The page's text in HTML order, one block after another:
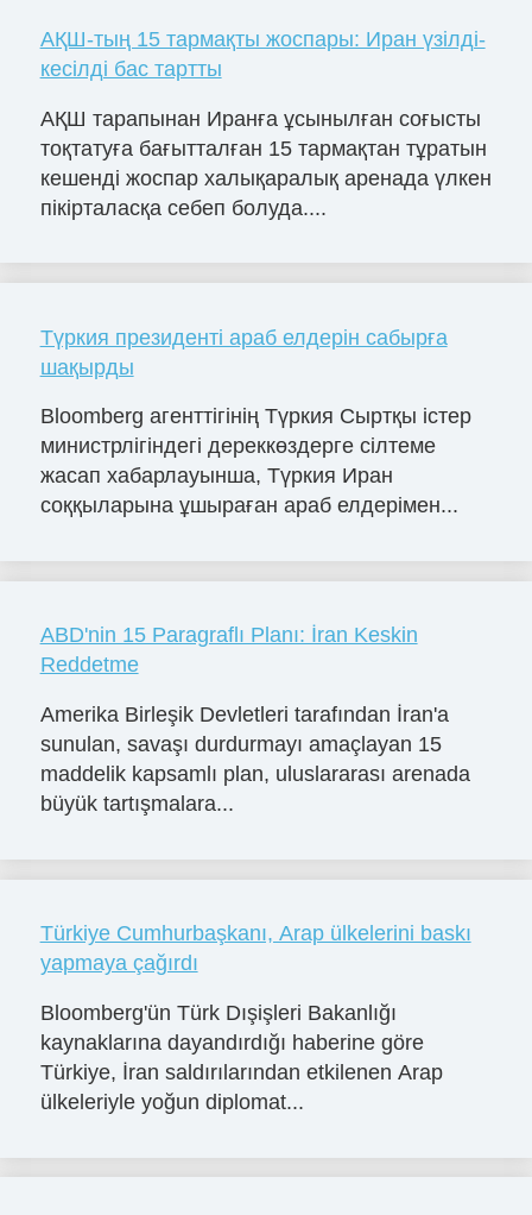
АҚШ-тың 15 тармақты жоспары: Иран үзілді-
кесілді бас тартты
АҚШ тарапынан Иранға ұсынылған соғысты
тоқтатуға бағытталған 15 тармақтан тұратын
кешенді жоспар халықаралық аренада үлкен
пікірталасқа себеп болуда....
Түркия президенті араб елдерін сабырға
шақырды
Bloomberg агенттігінің Түркия Сыртқы істер
министрлігіндегі дереккөздерге сілтеме
жасап хабарлауынша, Түркия Иран
соққыларына ұшыраған араб елдерімен...
ABD'nin 15 Paragraflı Planı: İran Keskin
Reddetme
Amerika Birleşik Devletleri tarafından İran'a
sunulan, savaşı durdurmayı amaçlayan 15
maddelik kapsamlı plan, uluslararası arenada
büyük tartışmalara...
Türkiye Cumhurbaşkanı, Arap ülkelerini baskı
yapmaya çağırdı
Bloomberg'ün Türk Dışişleri Bakanlığı
kaynaklarına dayandırdığı haberine göre
Türkiye, İran saldırılarından etkilenen Arap
ülkeleriyle yoğun diplomat...